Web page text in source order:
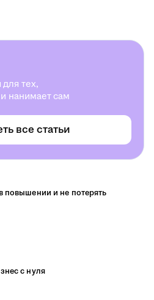
тех,
нанимает сам
все статьи
повышении и не потерять
с нуля